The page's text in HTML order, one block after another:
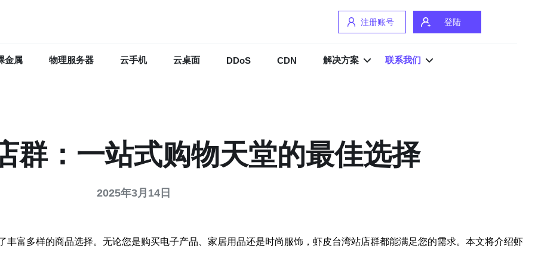
注册账号 登陆
金属 物理服务器 云手机 云桌面 DDoS CDN 解决方案 联系我们
群：一站式购物天堂的最佳选择
2025年3月14日
富多样的商品选择。无论您是购买电子产品、家居用品还是时尚服饰，虾皮台湾站店群都能满足您的需求。本文将介绍虾